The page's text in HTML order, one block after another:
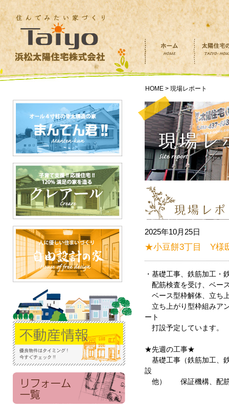
HOME > 現場レポート
2025年10月25日
★小豆餅3丁目 Y様
・基礎工事、鉄筋加工・
配筋検査を受け、ベー
ベース型枠解体、立ち
立ち上がり型枠組みア
ート
打設予定しています。
★先週の工事★
基礎工事（鉄筋加工、
設
他） 保証機構、配筋